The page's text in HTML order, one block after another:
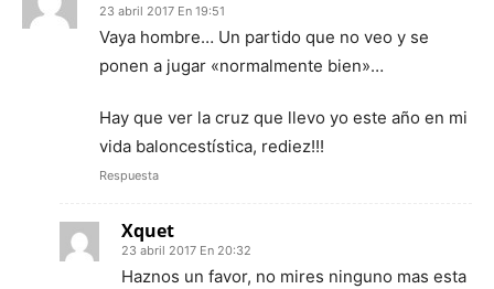
23 abril 2017 En 19:51
Vaya hombre… Un partido que no veo y se
ponen a jugar «normalmente bien»…
Hay que ver la cruz que llevo yo este año en mi
vida baloncestística, rediez!!!
Respuesta
Xquet
23 abril 2017 En 20:32
Haznos un favor, no mires ninguno mas esta